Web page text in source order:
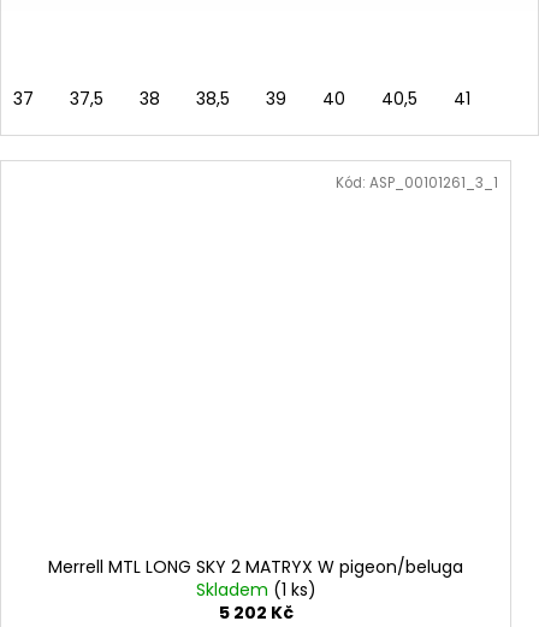
37 37,5 38 38,5 39 40 40,5 41
Merrell MTL LONG SKY 2 MATRYX W pigeon/beluga
Skladem (1 ks)
5 202 Kč
Kód: ASP_00101261_3_1